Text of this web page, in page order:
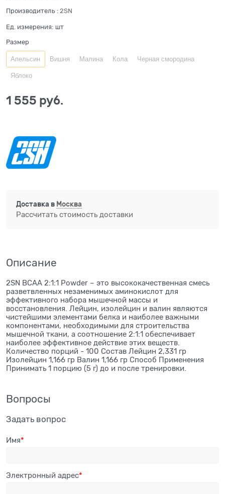
Производитель : 2SN
Ед. измерения: шт
Размер
Апельсин Вишня Малина Кола Черная смородина
Яблоко
1 555 руб.
Доставка в Москва
Рассчитать стоимость доставки
Описание
2SN BCAA 2:1:1 Powder – это высококачественная смесь
разветвленных незаменимых аминокислот для
эффективного набора мышечной массы и
восстановления. Лейцин, изолейцин и валин являются
чистейшими элементами белка и наиболее важными
компонентами, необходимыми для строительства
мышечной ткани, а соотношение 2:1:1 обеспечивает
наиболее эффективное действие этих веществ.
Количество порций - 100 Состав Лейцин 2,331 гр
Изолейцин 1,166 гр Валин 1,166 гр Способ Применения
Принимать 1 порцию (5 г) до и после тренировки.
Вопросы
Задать вопрос
Имя
Электронный адрес